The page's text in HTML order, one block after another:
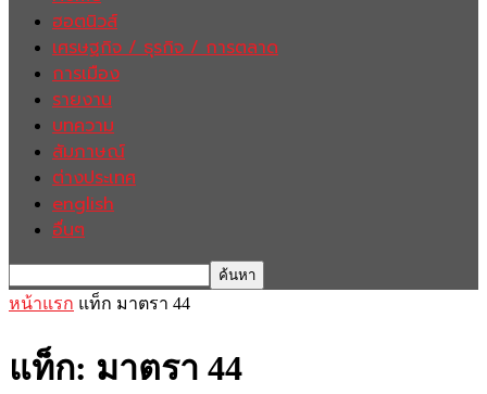
ฮอตนิวส์
เศรษฐกิจ / ธุรกิจ / การตลาด
การเมือง
รายงาน
บทความ
สัมภาษณ์
ต่างประเทศ
english
อื่นๆ
หน้าแรก แท็ก มาตรา 44
แท็ก: มาตรา 44